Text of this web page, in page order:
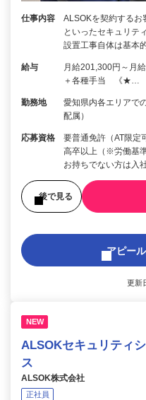
仕事内容
ALSOKを契約するお
といったセキュリテ
設置工事自体は基本
給与
月給201,300円～月
＋各種手当 《★…
勤務地
愛知県内各エリアで
配属）
応募資格
要普通免許（AT限定
高卒以上（※労働基
お持ちでない方は入
後で見る
アピー
更新
NEW
ALSOKセキュリティ
ス
ALSOK株式会社
正社員